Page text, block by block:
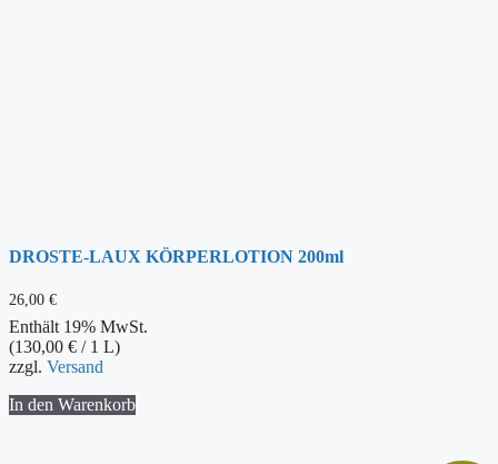
DROSTE-LAUX KÖRPERLOTION 200ml
26,00 €
Enthält 19% MwSt.
(130,00 € / 1 L)
zzgl. Versand
In den Warenkorb